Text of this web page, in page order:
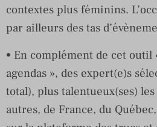
contextes plus féminins.
par ailleurs des tas
• En complément de cet outil
agendas », des expert(e)s
total), plus talentueux(ses)
autres, de France, du